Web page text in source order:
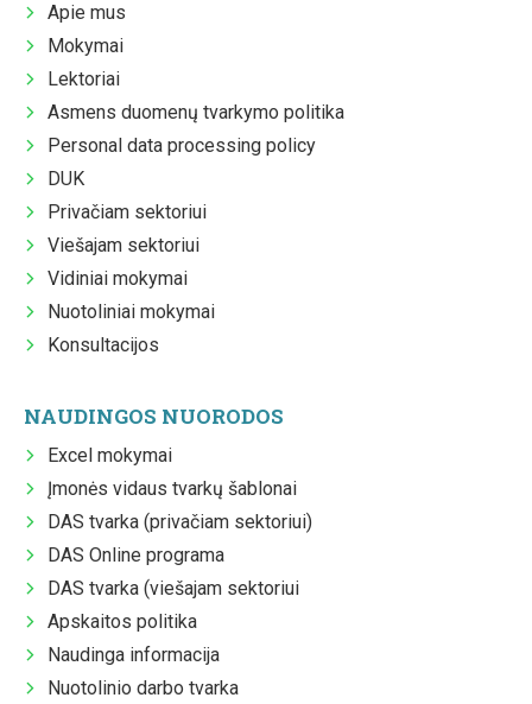
Apie mus
Mokymai
Lektoriai
Asmens duomenų tvarkymo politika
Personal data processing policy
DUK
Privačiam sektoriui
Viešajam sektoriui
Vidiniai mokymai
Nuotoliniai mokymai
Konsultacijos
NAUDINGOS NUORODOS
Excel mokymai
Įmonės vidaus tvarkų šablonai
DAS tvarka (privačiam sektoriui)
DAS Online programa
DAS tvarka (viešajam sektoriui
Apskaitos politika
Naudinga informacija
Nuotolinio darbo tvarka